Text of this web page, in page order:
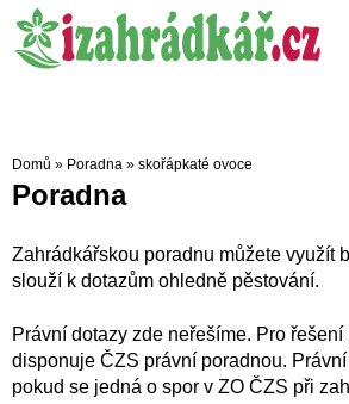
Domů » Poradna » skořápkaté ovoce
Poradna
Zahrádkářskou poradnu můžete využít
slouží k dotazům ohledně pěstování.
Právní dotazy zde neřešíme. Pro
disponuje ČZS právní poradnou.
pokud se jedná o spor v ZO ČZS při